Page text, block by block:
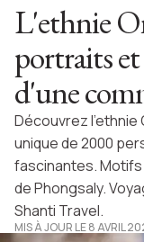
L'ethnie
portraits
d'une
Découvrez l'ethnie
unique de 2000
fascinantes.
de Phongsaly.
Shanti Travel.
MIS À JOUR LE 8 AVRIL